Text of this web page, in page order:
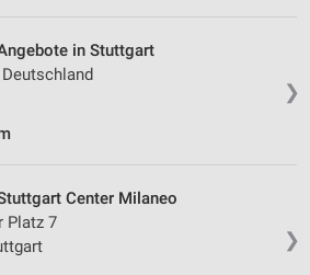
❯
in Stuttgart
❯
Center Milaneo
Platz 7